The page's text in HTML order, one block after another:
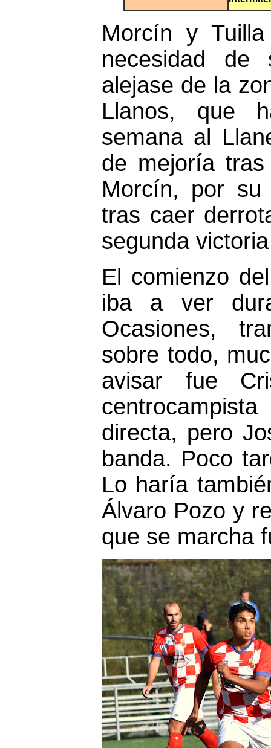
Morcín y
necesidad
alejase de la
Llanos, que
semana al
de mejoría
Morcín, por su
tras caer
segunda
El comienzo
iba a ver
Ocasiones,
sobre todo,
avisar fue
directa, pero
banda. Poco
Lo haría
Álvaro Pozo y
que se marcha